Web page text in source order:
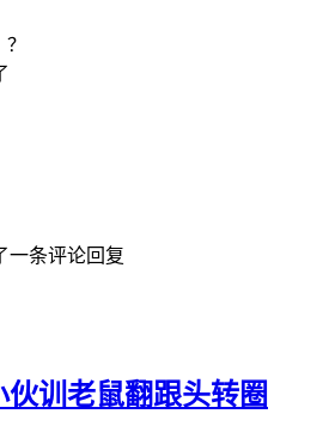
一条评论回复
伙训老鼠翻跟头转圈